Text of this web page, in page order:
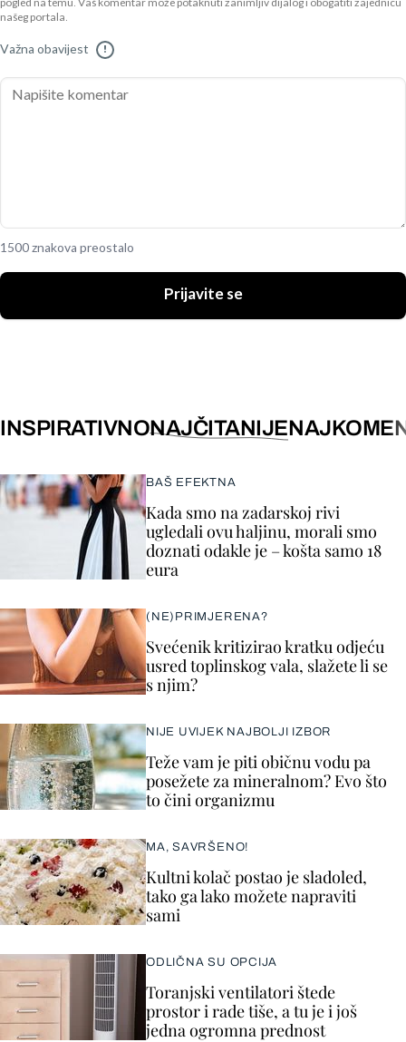
pogled na temu. Vaš komentar može potaknuti zanimljiv dijalog i obogatiti zajednicu
našeg portala.
Važna obavijest !
1500 znakova preostalo
Prijavite se
INSPIRATIVNONAJČITANIJE
BAŠ EFEKTNA
Kada smo na zadarskoj rivi
ugledali ovu haljinu, morali smo
doznati odakle je – košta samo 18
eura
(NE)PRIMJERENA?
Svećenik kritizirao kratku odjeću
usred toplinskog vala, slažete li se
s njim?
NIJE UVIJEK NAJBOLJI IZBOR
Teže vam je piti običnu vodu pa
posežete za mineralnom? Evo što
to čini organizmu
MA, SAVRŠENO!
Kultni kolač postao je sladoled,
tako ga lako možete napraviti
sami
ODLIČNA SU OPCIJA
Toranjski ventilatori štede
prostor i rade tiše, a tu je i još
jedna ogromna prednost